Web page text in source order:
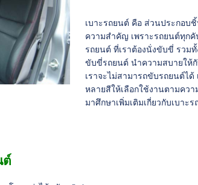
เบาะรถยนต์ คือ ส่วนประกอบ
ความสำคัญ เพราะรถยนต์ทุกคั
รถยนต์ ที่เราต้องนั่งขับขี่ รวม
ขับขี่รถยนต์ นำความสบายให้
เราจะไม่สามารถขับรถยนต์ไ
หลายสีให้เลือกใช้งานตามคว
มาศึกษาเพิ่มเติมเกี่ยวกับเบาะ
ต์